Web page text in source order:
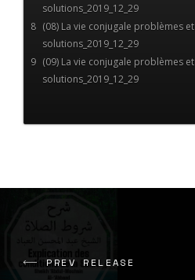
solutions_2019_12_29
8 (08) La vie conjugale problèmes et
solutions_2019_12_29
9 (09) La vie conjugale problèmes et
solutions_2019_12_29
PREV RELEASE